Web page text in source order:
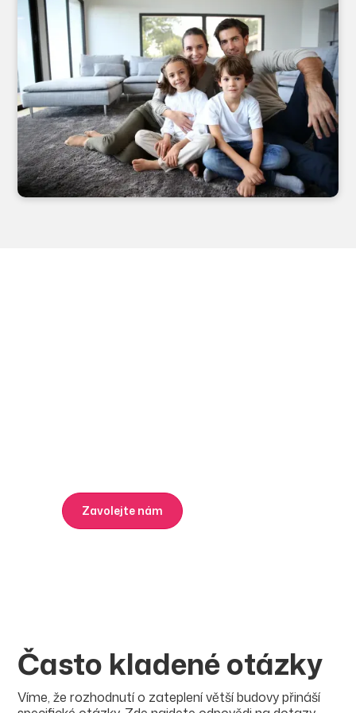
Zavolejte nám
Často kladené otázky
Víme, že rozhodnutí o zateplení větší budovy přináší